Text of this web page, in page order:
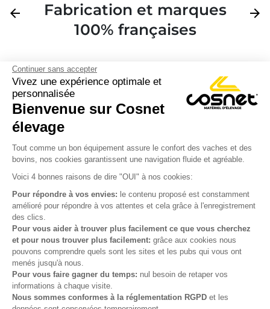
Continuer sans accepter
Vivez une expérience optimale et
personnalisée
Bienvenue sur Cosnet
élevage
Tout comme un bon équipement assure le confort des vaches et des
bovins, nos cookies garantissent une navigation fluide et agréable.
Voici 4 bonnes raisons de dire "OUI" à nos cookies:
Pour répondre à vos envies: le contenu proposé est constamment
amélioré pour répondre à vos attentes et cela grâce à l'enregistrement
des clics.
Pour vous aider à trouver plus facilement ce que vous cherchez
et pour nous trouver plus facilement: grâce aux cookies nous
pouvons comprendre quels sont les sites et les pubs qui vous ont
menés jusqu'à nous.
Pour vous faire gagner du temps: nul besoin de retaper vos
informations à chaque visite.
Nous sommes conformes à la réglementation RGPD et les
Précédent
arrow_back
Fabrication et marques
100% françaises
arrow_forward
Produits
Notre société
Votre compte
Informations